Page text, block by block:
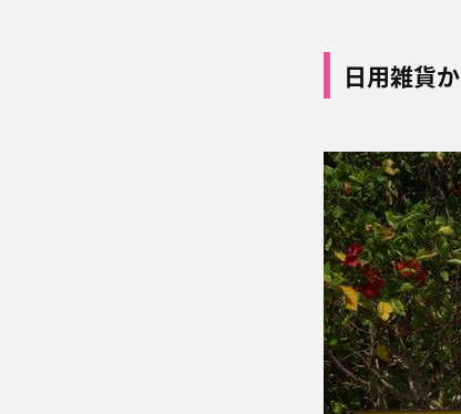
日用雑貨